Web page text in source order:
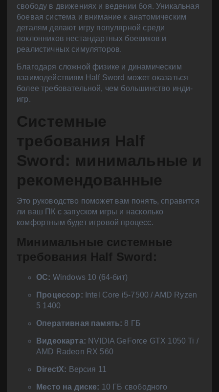
свободу в движениях и ведении боя. Уникальная
боевая система и внимание к анатомическим
деталям делают игру популярной среди
поклонников нестандартных боевиков и
реалистичных симуляторов.
Благодаря сложной физике и динамическим
взаимодействиям Half Sword может оказаться
более требовательной, чем большинство инди-
игр.
Системные
требования Half
Sword: минимальные и
рекомендованные
Это руководство поможет вам понять, справится
ли ваш ПК с запуском игры и насколько
комфортным будет игровой процесс.
Минимальные системные
требования Half Sword:
ОС: Windows 10 (64-бит)
Процессор: Intel Core i5-7500 / AMD Ryzen
5 1400
Оперативная память: 8 ГБ
Видеокарта: NVIDIA GeForce GTX 1050 Ti /
AMD Radeon RX 560
DirectX: Версия 11
Место на диске: 10 ГБ свободного